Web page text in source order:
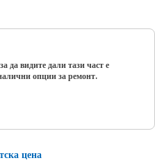
да видите дали тази част е
опции за ремонт.
цена